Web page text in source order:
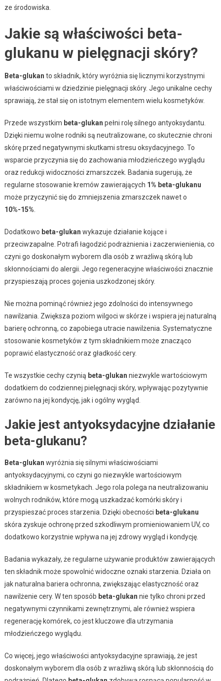
ze środowiska.
Jakie są właściwości beta-
glukanu w pielęgnacji skóry?
Beta-glukan to składnik, który wyróżnia się licznymi korzystnymi
właściwościami w dziedzinie pielęgnacji skóry. Jego unikalne cechy
sprawiają, że stał się on istotnym elementem wielu kosmetyków.
Przede wszystkim beta-glukan pełni rolę silnego antyoksydantu.
Dzięki niemu wolne rodniki są neutralizowane, co skutecznie chroni
skórę przed negatywnymi skutkami stresu oksydacyjnego. To
wsparcie przyczynia się do zachowania młodzieńczego wyglądu
oraz redukcji widoczności zmarszczek. Badania sugerują, że
regularne stosowanie kremów zawierających 1% beta-glukanu
może przyczynić się do zmniejszenia zmarszczek nawet o
10%-15%.
Dodatkowo beta-glukan wykazuje działanie kojące i
przeciwzapalne. Potrafi łagodzić podrażnienia i zaczerwienienia, co
czyni go doskonałym wyborem dla osób z wrażliwą skórą lub
skłonnościami do alergii. Jego regeneracyjne właściwości znacznie
przyspieszają proces gojenia uszkodzonej skóry.
Nie można pominąć również jego zdolności do intensywnego
nawilżania. Zwiększa poziom wilgoci w skórze i wspiera jej naturalną
barierę ochronną, co zapobiega utracie nawilżenia. Systematyczne
stosowanie kosmetyków z tym składnikiem może znacząco
poprawić elastyczność oraz gładkość cery.
Te wszystkie cechy czynią beta-glukan niezwykle wartościowym
dodatkiem do codziennej pielęgnacji skóry, wpływając pozytywnie
zarówno na jej kondycję, jak i ogólny wygląd.
Jakie jest antyoksydacyjne działanie
beta-glukanu?
Beta-glukan wyróżnia się silnymi właściwościami
antyoksydacyjnymi, co czyni go niezwykle wartościowym
składnikiem w kosmetykach. Jego rola polega na neutralizowaniu
wolnych rodników, które mogą uszkadzać komórki skóry i
przyspieszać proces starzenia. Dzięki obecności beta-glukanu
skóra zyskuje ochronę przed szkodliwym promieniowaniem UV, co
dodatkowo korzystnie wpływa na jej zdrowy wygląd i kondycję.
Badania wykazały, że regularne używanie produktów zawierających
ten składnik może spowolnić widoczne oznaki starzenia. Działa on
jak naturalna bariera ochronna, zwiększając elastyczność oraz
nawilżenie cery. W ten sposób beta-glukan nie tylko chroni przed
negatywnymi czynnikami zewnętrznymi, ale również wspiera
regenerację komórek, co jest kluczowe dla utrzymania
młodzieńczego wyglądu.
Co więcej, jego właściwości antyoksydacyjne sprawiają, że jest
doskonałym wyborem dla osób z wrażliwą skórą lub skłonnością do